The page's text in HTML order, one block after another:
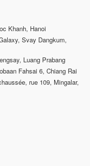
Khanh, Hanoi
Svay Dangkum,
Luang Prabang
Fahsai 6, Chiang Rai
rue 109, Mingalar,